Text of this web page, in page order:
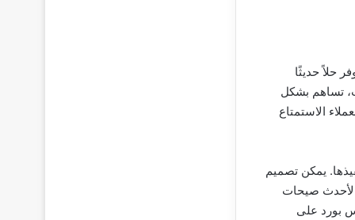
حلاً حديثًا
تساهم بشكل
الاستمتاع
يمكن تصميم
لأحدث صيحات
بورد على